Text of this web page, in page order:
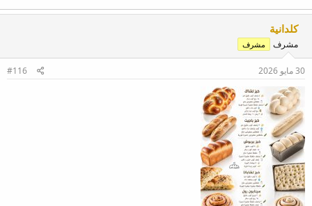
كلدانية
مشرف مشرف
30 مايو 2026 #116